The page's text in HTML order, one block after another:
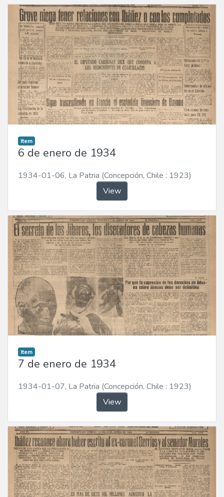
Item
6 de enero de 1934
1934-01-06, La Patria (Concepción, Chile : 1923)
View
Item
7 de enero de 1934
1934-01-07, La Patria (Concepción, Chile : 1923)
View